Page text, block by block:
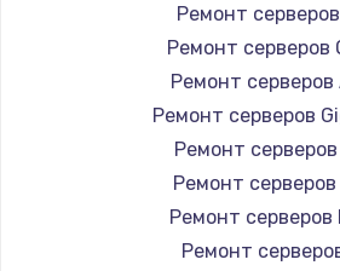
Замена HDMI
1200 руб.
Заказать
Установка
950 руб.
Ремонт
Ремонт серверов
Ремонт серверов
Ремонт серверов
Ремонт
Ремонт
Ремонт серверов
Ремонт